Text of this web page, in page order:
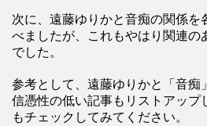
次に、遠藤ゆりかと音痴の関係を
べましたが、これもやはり関連の
でした。
参考として、遠藤ゆりかと「音痴
信憑性の低い記事もリストアップ
もチェックしてみてください。